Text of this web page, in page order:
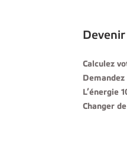
Calculez
L’énergie
Changer